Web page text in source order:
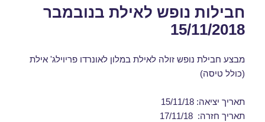
חבילות נופש לאילת בנובמבר
15/11/2018
מבצע חבילת נופש זולה לאילת במלון לאונרדו פריוילג' אילת
(כולל טיסה)
תאריך יציאה: 15/11/18
תאריך חזרה: 17/11/18